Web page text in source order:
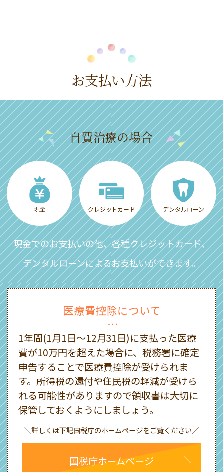
お支払い方法
自費治療の場合
現金 クレジットカード デンタルローン
現金でのお支払いの他、各種クレジットカード、
デンタルローンによるお支払いができます。
医療費控除について
1年間(1月1日～12月31日)に支払った医療
費が10万円を超えた場合に、税務署に確定
申告することで医療費控除が受けられま
す。所得税の還付や住民税の軽減が受けら
れる可能性がありますので領収書は大切に
保管しておくようにしましょう。
＼詳しくは下記国税庁のホームページをご覧ください／
国税庁ホームページ